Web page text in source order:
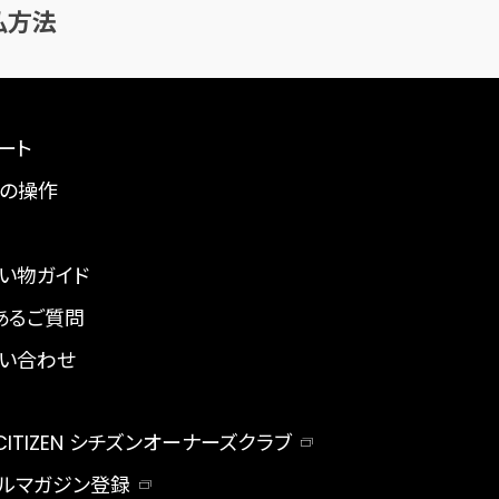
方法
ト
操作
物ガイド
るご質問
合わせ
シチズンオーナーズクラブ
マガジン登録